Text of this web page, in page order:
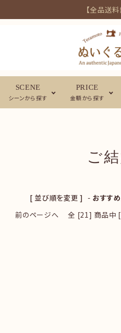
【全品送料
SCENE
シーンから探す
PRICE
金額から探す
ご
[ 並び順を変更 ] - おすす
前のページへ
全 [21] 商品中